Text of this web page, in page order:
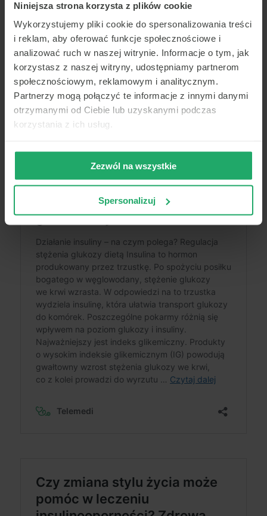
Niniejsza strona korzysta z plików cookie
Wykorzystujemy pliki cookie do spersonalizowania treści
i reklam, aby oferować funkcje społecznościowe i
analizować ruch w naszej witrynie. Informacje o tym, jak
korzystasz z naszej witryny, udostępniamy partnerom
społecznościowym, reklamowym i analitycznym.
Partnerzy mogą połączyć te informacje z innymi danymi
otrzymanymi od Ciebie lub uzyskanymi podczas
korzystania z ich usług.
Zezwól na wszystkie
Spersonalizuj
w leczeniu insulinooporności. Metformina
i obniża poziom glukozy we krwi.
Leki sulfonylomocznikowe i gliklazyd –te leki
stymulują trzustkę do produkcji insuliny.
Inhibitory SGLT2 –działają poprzez nerki,
hamując wchłanianie glukozy z powrotem
do krwi.
Przeczytaj także o: